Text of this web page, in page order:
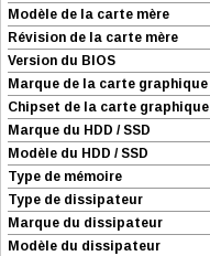
Modèle de la carte mère
Révision de la carte mère
Version du BIOS
Marque de la carte graphique
Chipset de la carte graphique
Marque du HDD / SSD
Modèle du HDD / SSD
Type de mémoire
Type de dissipateur
Marque du dissipateur
Modèle du dissipateur